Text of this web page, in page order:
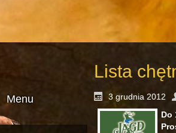
Menu
Lista
3 grudnia 2012
Do